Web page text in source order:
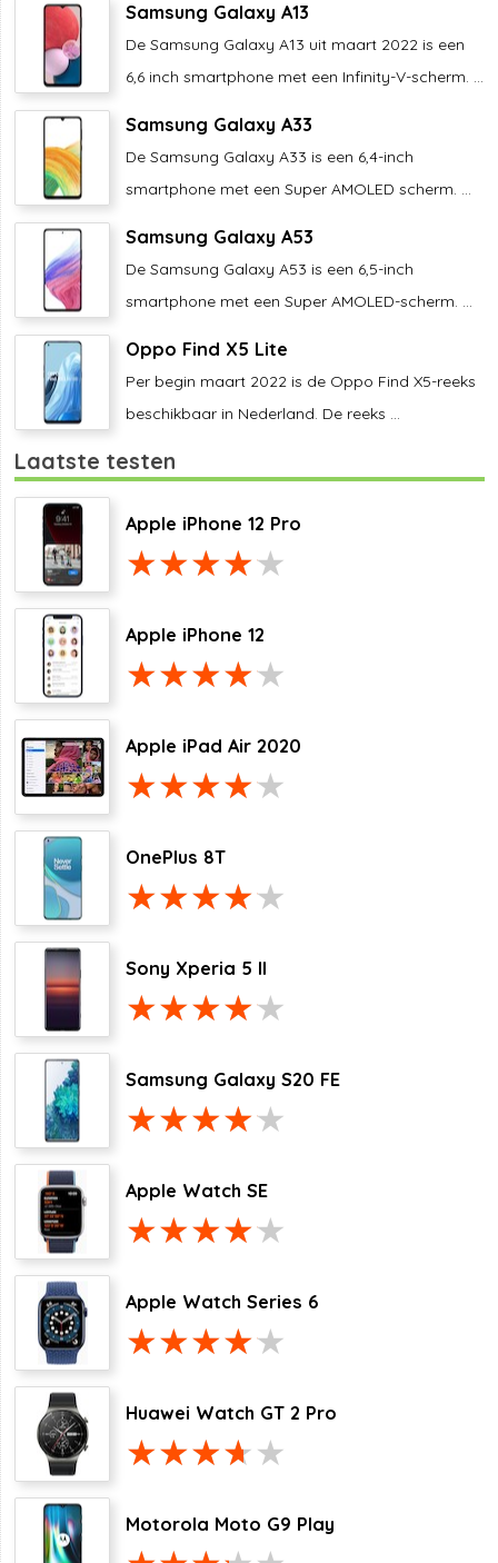
Samsung Galaxy A13
De Samsung Galaxy A13 uit maart 2022 is een
6,6 inch smartphone met een Infinity-V-scherm. ...
Samsung Galaxy A33
De Samsung Galaxy A33 is een 6,4-inch
smartphone met een Super AMOLED scherm. ...
Samsung Galaxy A53
De Samsung Galaxy A53 is een 6,5-inch
smartphone met een Super AMOLED-scherm. ...
Oppo Find X5 Lite
Per begin maart 2022 is de Oppo Find X5-reeks
beschikbaar in Nederland. De reeks ...
Laatste testen
Apple iPhone 12 Pro
Apple iPhone 12
Apple iPad Air 2020
OnePlus 8T
Sony Xperia 5 II
Samsung Galaxy S20 FE
Apple Watch SE
Apple Watch Series 6
Huawei Watch GT 2 Pro
Motorola Moto G9 Play